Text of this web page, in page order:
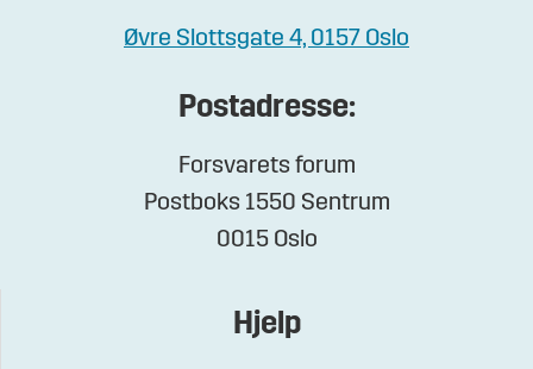
Øvre Slottsgate 4, 0157 Oslo
Postadresse:
Forsvarets forum
Postboks 1550 Sentrum
0015 Oslo
Hjelp